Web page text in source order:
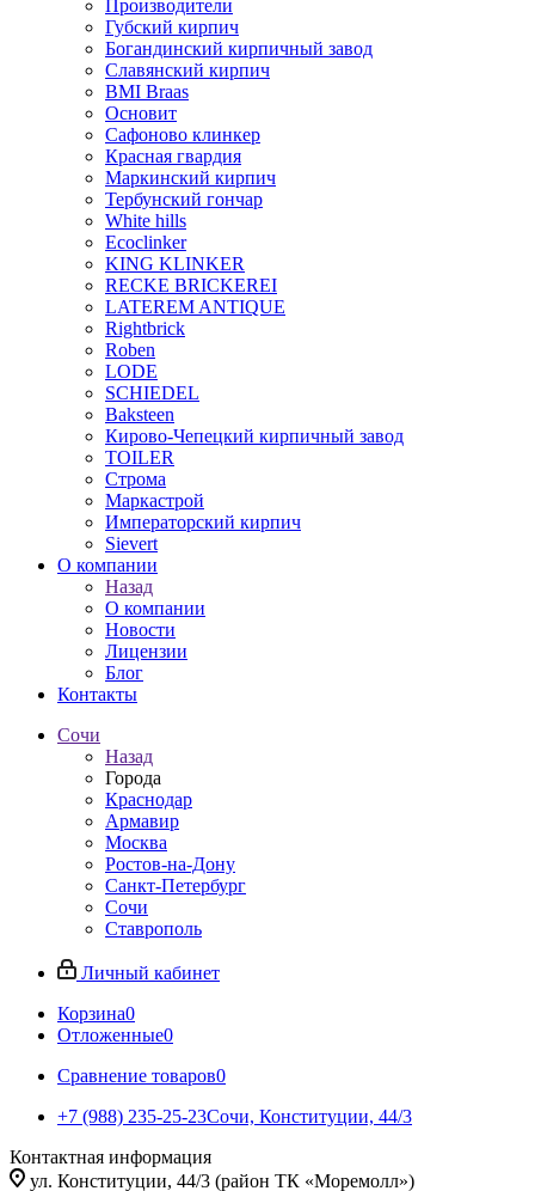
Производители
Губский кирпич
Богандинский кирпичный завод
Славянский кирпич
BMI Braas
Основит
Сафоново клинкер
Красная гвардия
Маркинский кирпич
Тербунский гончар
White hills
Ecoclinker
KING KLINKER
RECKE BRICKEREI
LATEREM ANTIQUE
Rightbrick
Roben
LODE
SCHIEDEL
Baksteen
Кирово-Чепецкий кирпичный завод
TOILER
Строма
Маркастрой
Императорский кирпич
Sievert
О компании
Назад
О компании
Новости
Лицензии
Блог
Контакты
Сочи
Назад
Города
Краснодар
Армавир
Москва
Ростов-на-Дону
Санкт-Петербург
Сочи
Ставрополь
Личный кабинет
Корзина0
Отложенные0
Сравнение товаров0
+7 (988) 235-25-23Сочи, Конституции, 44/3
Контактная информация
ул. Конституции, 44/3 (район ТК «Моремолл»)